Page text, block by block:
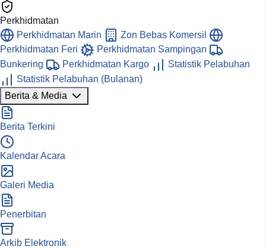
Perkhidmatan
Perkhidmatan Marin
Zon Bebas Komersil
Perkhidmatan Feri
Perkhidmatan Sampingan
Bunkering
Perkhidmatan Kargo
Statistik Pelabuhan
Statistik Pelabuhan (Bulanan)
Berita & Media
Berita Terkini
Kalendar Acara
Galeri Media
Penerbitan
Arkib Elektronik